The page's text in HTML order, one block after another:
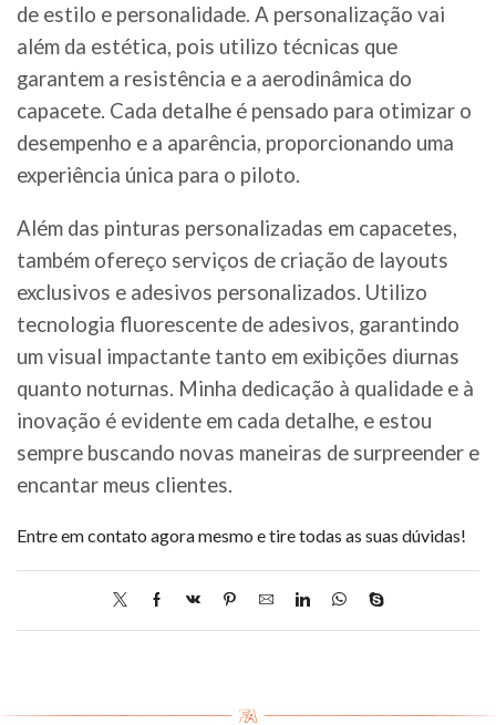
de estilo e personalidade. A personalização vai
além da estética, pois utilizo técnicas que
garantem a resistência e a aerodinâmica do
capacete. Cada detalhe é pensado para otimizar o
desempenho e a aparência, proporcionando uma
experiência única para o piloto.
Além das pinturas personalizadas em capacetes,
também ofereço serviços de criação de layouts
exclusivos e adesivos personalizados. Utilizo
tecnologia fluorescente de adesivos, garantindo
um visual impactante tanto em exibições diurnas
quanto noturnas. Minha dedicação à qualidade e à
inovação é evidente em cada detalhe, e estou
sempre buscando novas maneiras de surpreender e
encantar meus clientes.
Entre em contato agora mesmo e tire todas as suas dúvidas!